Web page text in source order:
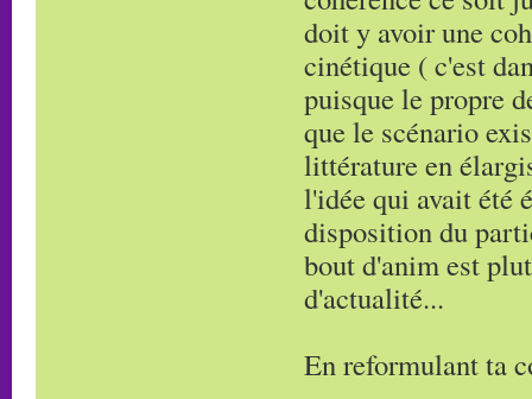
doit y avoir une
cinétique ( c'est
puisque le propre
que le scénario
littérature en
l'idée qui avait été
disposition du
bout d'anim est
d'actualité...
En reformulant ta